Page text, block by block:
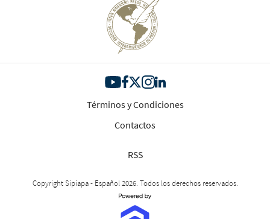
Términos y Condiciones
Contactos
RSS
Copyright Sipiapa - Español 2026. Todos los derechos reservados.